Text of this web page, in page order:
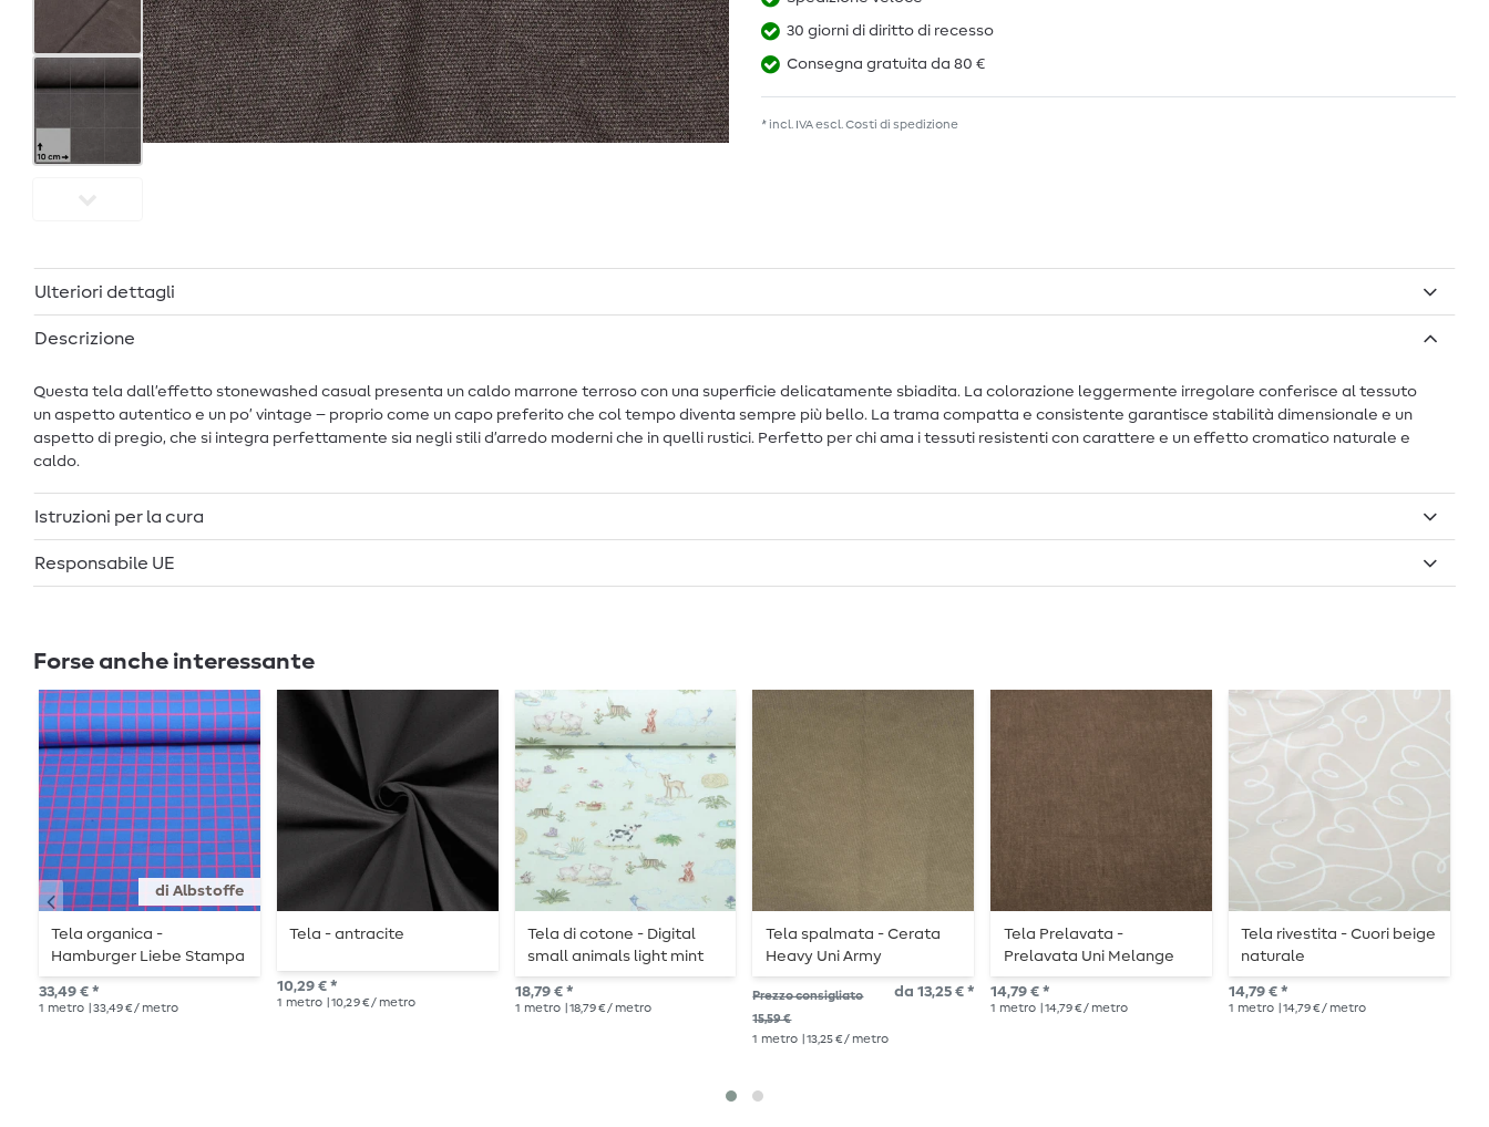
30 giorni di diritto di recesso
Consegna gratuita da 80 €
* incl. IVA escl.Costi di spedizione
Ulteriori dettagli
Descrizione
Questa tela dall’effetto stonewashed casual presenta un caldo marrone terroso con una superficie delicatamente sbiadita. La colorazione leggermente irregolare conferisce al tessuto
un aspetto autentico e un po’ vintage – proprio come un capo preferito che col tempo diventa sempre più bello. La trama compatta e consistente garantisce stabilità dimensionale e un
aspetto di pregio, che si integra perfettamente sia negli stili d’arredo moderni che in quelli rustici. Perfetto per chi ama i tessuti resistenti con carattere e un effetto cromatico naturale e
caldo.
Istruzioni per la cura
Responsabile UE
Forse anche interessante
di Albstoffe
Tela organica -
Hamburger Liebe Stampa
digitale Scarabei e insetti
Griglie Blu
33,49 € *
1 metro | 33,49 € / metro
Tela - antracite
10,29 € *
1 metro | 10,29 € / metro
Tela di cotone - Digital
small animals light mint
18,79 € *
1 metro | 18,79 € / metro
Tela spalmata - Cerata
Heavy Uni Army
Prezzo consigliato
15,59 €
da 13,25 € *
1 metro | 13,25 € / metro
Tela Prelavata -
Prelavata Uni Melange
Marrone
14,79 € *
1 metro | 14,79 € / metro
Tela rivestita - Cuori beige
naturale
14,79 € *
1 metro | 14,79 € / metro